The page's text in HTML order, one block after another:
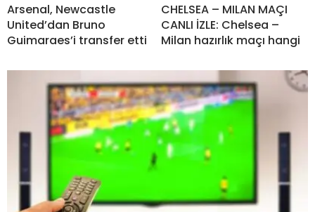
Arsenal, Newcastle
United’dan Bruno
Guimaraes’i transfer etti
CHELSEA – MILAN MAÇI
CANLI İZLE: Chelsea –
Milan hazırlık maçı hangi